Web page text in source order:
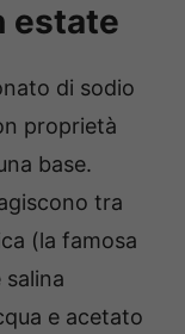
estate
di sodio
proprietà
base.
tra
(la famosa
e acetato